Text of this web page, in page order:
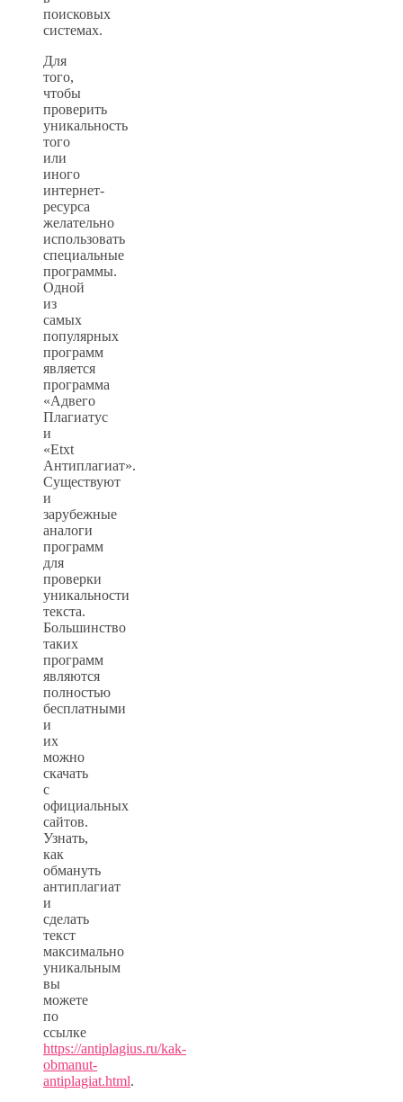
поисковых
системах.
Для
того,
чтобы
проверить
уникальность
того
или
иного
интернет-
ресурса
желательно
использовать
специальные
программы.
Одной
из
самых
популярных
программ
является
программа
«Адвего
Плагиатус
и
«Etxt
Антиплагиат».
Существуют
и
зарубежные
аналоги
программ
для
проверки
уникальности
текста.
Большинство
таких
программ
являются
полностью
бесплатными
и
их
можно
скачать
с
официальных
сайтов.
Узнать,
как
обмануть
антиплагиат
и
сделать
текст
максимально
уникальным
вы
можете
по
ссылке
https://antiplagius.ru/kak-
obmanut-
antiplagiat.html.